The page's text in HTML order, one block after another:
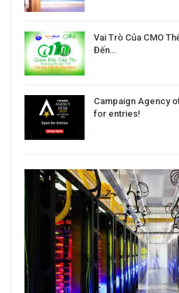
Vai Trò Của CMO
Đến…
Campaign Agency
for entries!